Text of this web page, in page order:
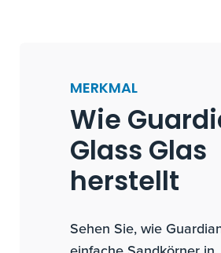
MERKMAL
Wie
Glass Glas
herstellt
Sehen Sie, wie